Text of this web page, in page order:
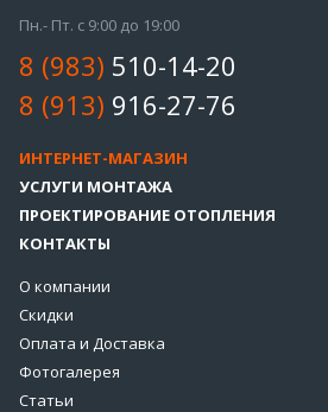
Пн.- Пт. с 9:00 до 19:00
8 (983) 510-14-20
8 (913) 916-27-76
ИНТЕРНЕТ-МАГАЗИН
УСЛУГИ МОНТАЖА
ПРОЕКТИРОВАНИЕ ОТОПЛЕНИЯ
КОНТАКТЫ
О компании
Скидки
Оплата и Доставка
Фотогалерея
Статьи